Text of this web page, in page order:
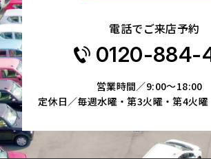
電話でご来店予約
0120-884-
営業時間／9:00～18:00
定休日／毎週水曜・第3火曜・第4火曜